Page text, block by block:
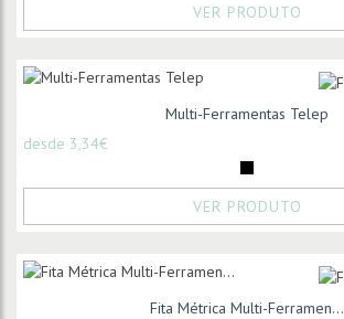
VER PRODUTO
Multi-Ferramentas Telep
desde 3,34€
VER PRODUTO
Fita Métrica Multi-Ferramen...